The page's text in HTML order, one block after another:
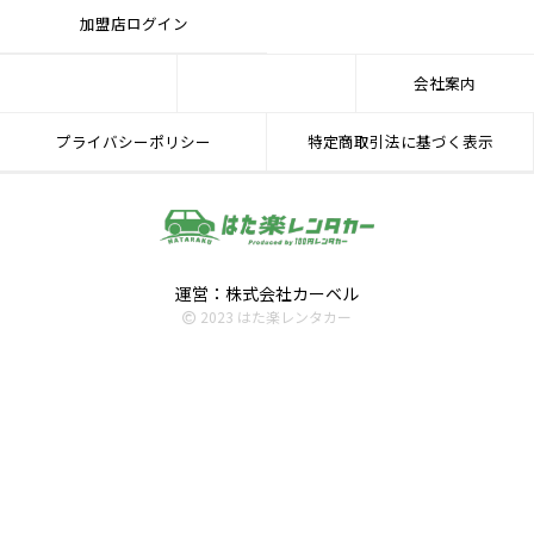
加盟店ログイン
会社案内
プライバシーポリシー 特定商取引法に基づく表示
運営：株式会社カーベル
2023 はた楽レンタカー